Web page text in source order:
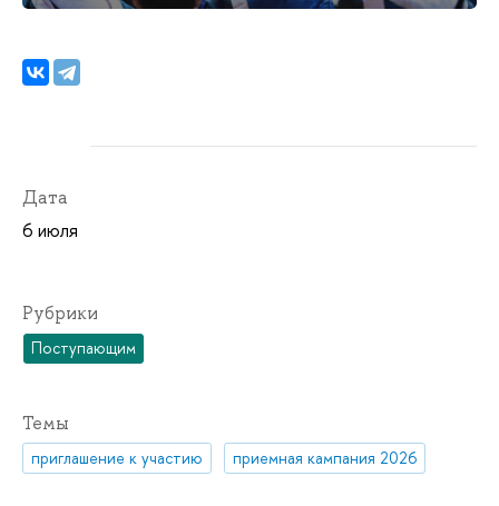
Дата
6 июля
Рубрики
Поступающим
Темы
приглашение к участию приемная кампания 2026